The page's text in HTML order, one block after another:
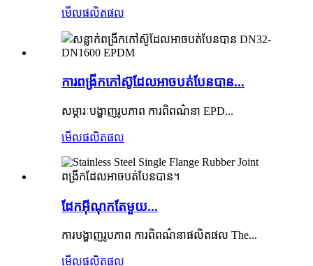
មើលផលិតផល
ការពង្រីកកៅស៊ូដែលអាចបត់បែនបាន...
សម្ភារៈបង្ហាញរូបភាព ការពិពណ៌នា EPD...
មើលផលិតផល
ដែកអ៊ីណុកតែមួយ...
ការបង្ហាញរូបភាព ការពិពណ៌នាផលិតផល The...
មើលផលិតផល